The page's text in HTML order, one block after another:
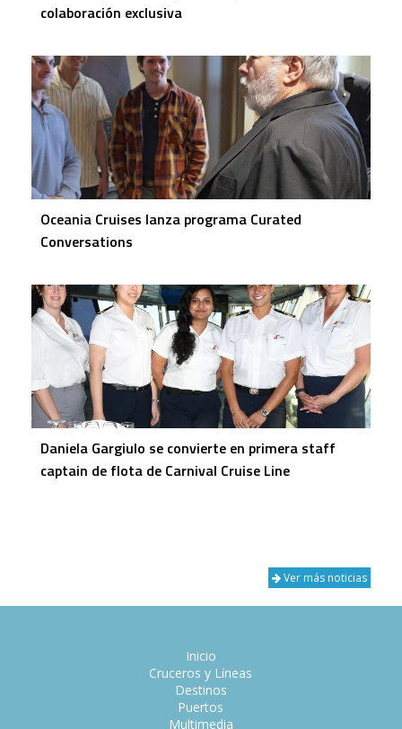
colaboración exclusiva
Oceania Cruises lanza programa Curated
Conversations
Daniela Gargiulo se convierte en primera staff
captain de flota de Carnival Cruise Line
Ver más noticias
Inicio
Cruceros y Líneas
Destinos
Puertos
Multimedia